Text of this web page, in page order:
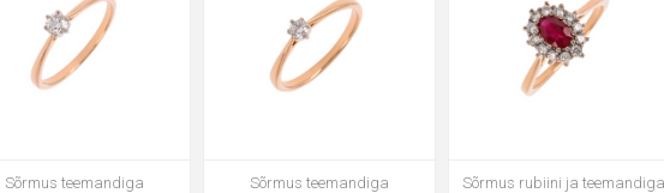
Sõrmus teemandiga Sõrmus teemandiga Sõrmus rubiini ja teemandiga